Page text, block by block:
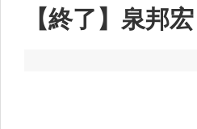
【終了】泉邦